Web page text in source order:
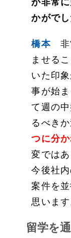
かがでし
橋本非
ませる
いた印
事が始
て週の
るべき
つに分
変では
今後社
案件を
思います
留学を